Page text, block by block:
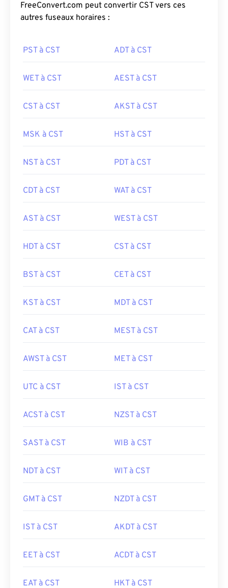
FreeConvert.com peut convertir CST vers ces
autres fuseaux horaires :
PST à CST ADT à CST
WET à CST AEST à CST
CST à CST AKST à CST
MSK à CST HST à CST
NST à CST PDT à CST
CDT à CST WAT à CST
AST à CST WEST à CST
HDT à CST CST à CST
BST à CST CET à CST
KST à CST MDT à CST
CAT à CST MEST à CST
AWST à CST MET à CST
UTC à CST IST à CST
ACST à CST NZST à CST
SAST à CST WIB à CST
NDT à CST WIT à CST
GMT à CST NZDT à CST
IST à CST AKDT à CST
EET à CST ACDT à CST
EAT à CST HKT à CST